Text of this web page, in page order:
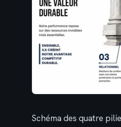
Schéma des quatre